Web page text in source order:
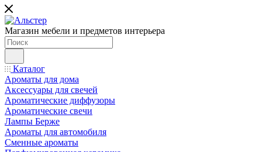
Магазин мебели и предметов интерьера
Каталог
Ароматы для дома
Аксессуары для свечей
Ароматические диффузоры
Ароматические свечи
Лампы Берже
Ароматы для автомобиля
Сменные ароматы